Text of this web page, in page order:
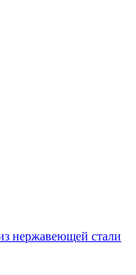
нержавеющей стали